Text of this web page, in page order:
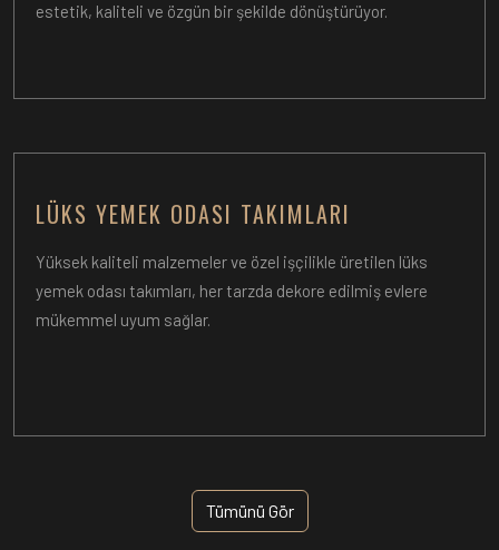
estetik, kaliteli ve özgün bir şekilde dönüştürüyor.
LÜKS YEMEK ODASI TAKIMLARI
Yüksek kaliteli malzemeler ve özel işçilikle üretilen lüks
yemek odası takımları, her tarzda dekore edilmiş evlere
mükemmel uyum sağlar.
Tümünü Gör